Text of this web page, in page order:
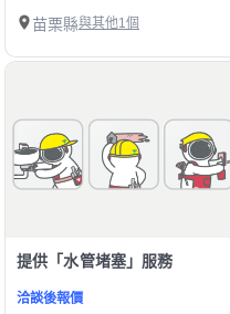
苗栗縣與其他1個
提供「水管堵塞」服務
洽談後報價